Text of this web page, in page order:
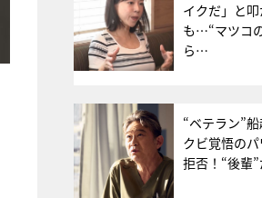
イクだ」と
も…“マツコ
ら…
“ベテラン”
クビ覚悟の
拒否！“後輩